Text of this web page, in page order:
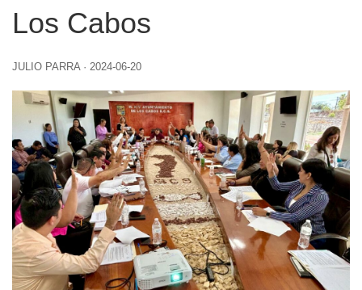
Los Cabos
JULIO PARRA · 2024-06-20